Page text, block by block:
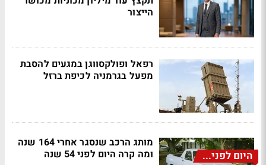
הייצור
רפאל ופולקסווגן במגעים להסבת
מפעל בגרמניה לכיפת ברזל
היום לפני...
מותג הרכב שנסגר אחרי 164 שנה
ומה קרה היום לפני 54 שנה